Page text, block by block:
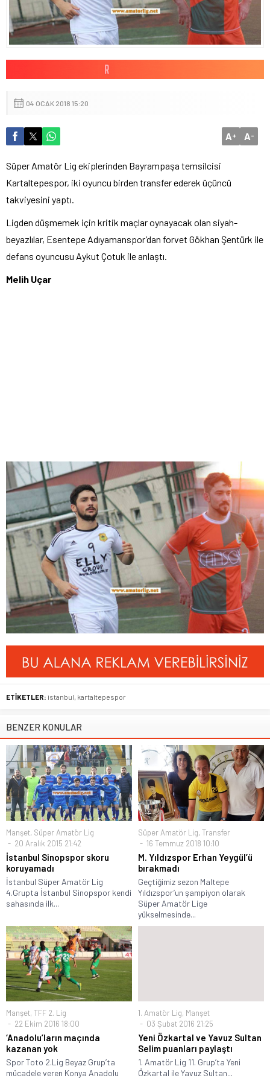
04 OCAK 2018 15:20
A+ A-
Süper Amatör Lig ekiplerinden Bayrampaşa temsilcisi
Kartaltepespor, iki oyuncu birden transfer ederek üçüncü
takviyesini yaptı.
Ligden düşmemek için kritik maçlar oynayacak olan siyah-
beyazlılar, Esentepe Adıyamanspor’dan forvet Gökhan Şentürk ile
defans oyuncusu Aykut Çotuk ile anlaştı.
Melih Uçar
ETİKETLER: istanbul, kartaltepespor
BENZER KONULAR
Manşet, Süper Amatör Lig
20 Aralık 2015 21:42
İstanbul Sinopspor skoru
koruyamadı
İstanbul Süper Amatör Lig
4.Grupta İstanbul Sinopspor kendi
sahasında ilk...
Süper Amatör Lig, Transfer
16 Temmuz 2018 10:10
M. Yıldızspor Erhan Yeygül’ü
bırakmadı
Geçtiğimiz sezon Maltepe
Yıldızspor’un şampiyon olarak
Süper Amatör Lige
yükselmesinde...
Manşet, TFF 2. Lig
22 Ekim 2016 18:00
‘Anadolu’ların maçında
kazanan yok
Spor Toto 2.Lig Beyaz Grup’ta
mücadele veren Konya Anadolu
1. Amatör Lig, Manşet
03 Şubat 2016 21:25
Yeni Özkartal ve Yavuz Sultan
Selim puanları paylaştı
1. Amatör Lig 11. Grup’ta Yeni
Özkartal ile Yavuz Sultan...